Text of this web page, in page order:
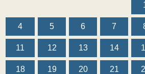
4 5 6 7
11 12 13 14
18 19 20 21